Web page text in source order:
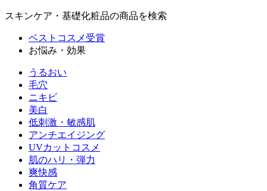
スキンケア・基礎化粧品の商品を検索
ベストコスメ受賞
お悩み・効果
うるおい
毛穴
ニキビ
美白
低刺激・敏感肌
アンチエイジング
UVカットコスメ
肌のハリ・弾力
爽快感
角質ケア